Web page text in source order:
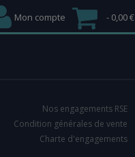
Mon compte 0,00 €
Nos engagements RSE
Condition générales de vente
Charte d'engagements